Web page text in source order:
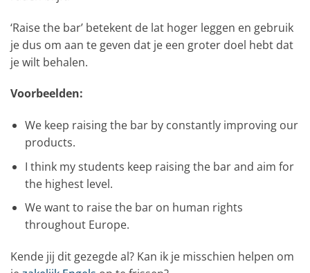
‘Raise the bar’ betekent de lat hoger leggen en gebruik
je dus om aan te geven dat je een groter doel hebt dat
je wilt behalen.
Voorbeelden:
We keep raising the bar by constantly improving our
products.
I think my students keep raising the bar and aim for
the highest level.
We want to raise the bar on human rights
throughout Europe.
Kende jij dit gezegde al? Kan ik je misschien helpen om